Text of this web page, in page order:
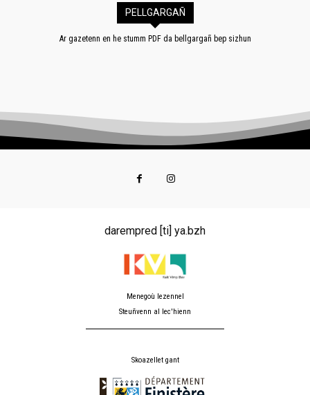
PELLGARGAÑ
Ar gazetenn en he stumm PDF da bellgargañ bep sizhun
darempred [ti] ya.bzh
Menegoù lezennel
Steuñvenn al lec'hienn
Skoazellet gant